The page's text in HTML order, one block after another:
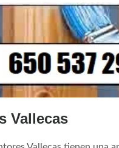
Vallecas